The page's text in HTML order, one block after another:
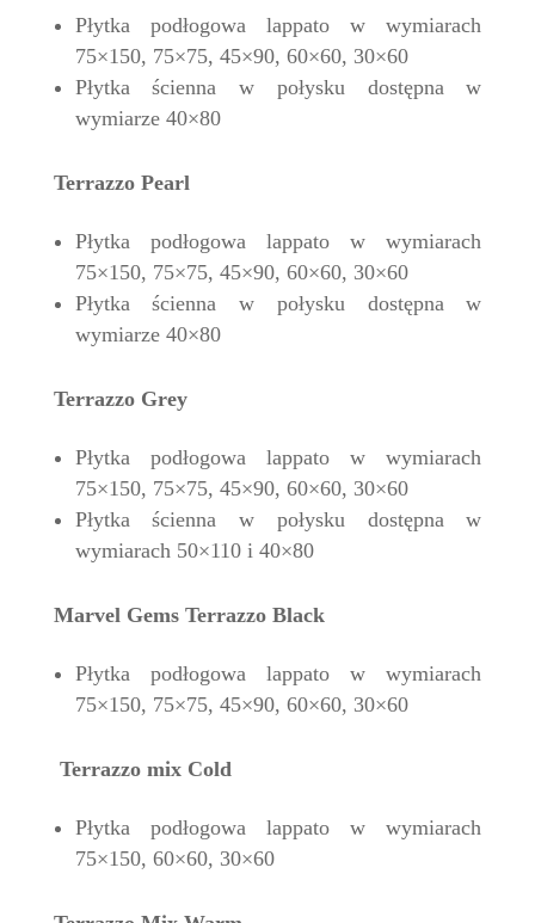
Płytka podłogowa lappato w wymiarach
75×150, 75×75, 45×90, 60×60, 30×60
Płytka ścienna w połysku dostępna w
wymiarze 40×80
Terrazzo Pearl
Płytka podłogowa lappato w wymiarach
75×150, 75×75, 45×90, 60×60, 30×60
Płytka ścienna w połysku dostępna w
wymiarze 40×80
Terrazzo Grey
Płytka podłogowa lappato w wymiarach
75×150, 75×75, 45×90, 60×60, 30×60
Płytka ścienna w połysku dostępna w
wymiarach 50×110 i 40×80
Marvel Gems Terrazzo Black
Płytka podłogowa lappato w wymiarach
75×150, 75×75, 45×90, 60×60, 30×60
Terrazzo mix Cold
Płytka podłogowa lappato w wymiarach
75×150, 60×60, 30×60